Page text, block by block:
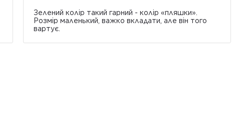
Зелений колір такий гарний - колір «пляшки».
Розмір маленький, важко вкладати, але він того
вартує.